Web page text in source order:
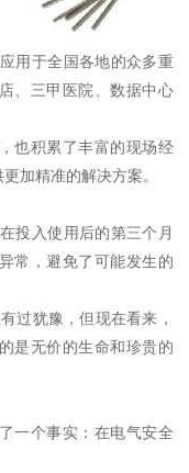
用于全国各地的众多重
、三甲医院、数据中心
也积累了丰富的现场经
加精准的解决方案。
投入使用后的第三个月
常，避免了可能发生的
过犹豫，但现在看来，
是无价的生命和珍贵的
一个事实：在电气安全